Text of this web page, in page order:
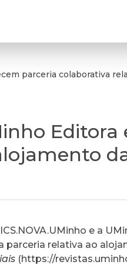
parceria colaborativa
e a
parceria relativa ao
(https://